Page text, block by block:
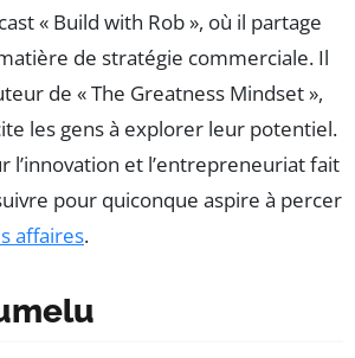
« Build with Rob », où il partage
de stratégie commerciale. Il
de « The Greatness Mindset »,
les gens à explorer leur potentiel.
l’innovation et l’entrepreneuriat fait
pour quiconque aspire à percer
affaires.